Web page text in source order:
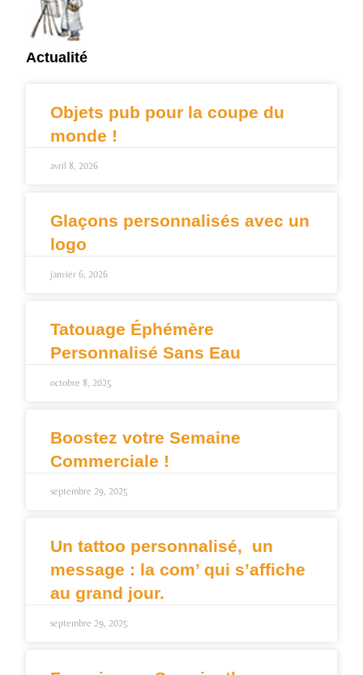
Actualité
Objets pub pour la coupe du
monde !
avril 8, 2026
Glaçons personnalisés avec un
logo
janvier 6, 2026
Tatouage Éphémère
Personnalisé Sans Eau
octobre 8, 2025
Boostez votre Semaine
Commerciale !
septembre 29, 2025
Un tattoo personnalisé, un
message : la com’ qui s’affiche
au grand jour.
septembre 29, 2025